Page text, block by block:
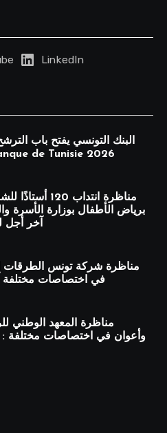
LinkedIn
البنك التونسي يفتح باب
de Tunisie 2026
برياض الأطفال بوزارة الأسرة
آخر أجل
في اختصاصات مختلفة آخر أجل :
مناظرة المعهد الوطني